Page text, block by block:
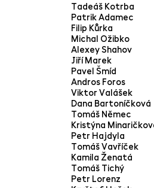
Tadeáš Kotrba
Patrik Adamec
Filip Kůrka
Michal Ožibko
Alexey Shahov
Jiří Marek
Pavel Šmíd
Andros Foros
Viktor Valášek
Dana Bartoníčková
Tomáš Němec
Kristýna
Petr Hajdyla
Tomáš Vavříček
Kamila Ženatá
Tomáš Tichý
Petr Lorenz